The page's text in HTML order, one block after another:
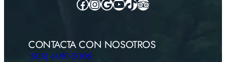
Facebook
Instagram
Google
YouTube
TikTok
TripAdvisor
CONTACTA CON NOSOTROS
(506) 4081-5005